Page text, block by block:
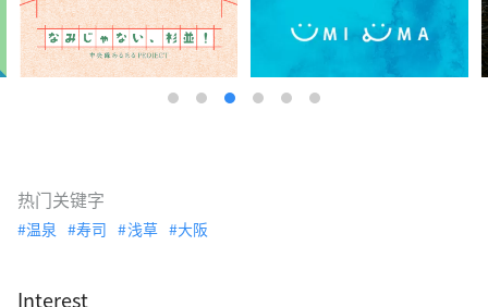
热门关键字
温泉 寿司 浅草 大阪
Interest